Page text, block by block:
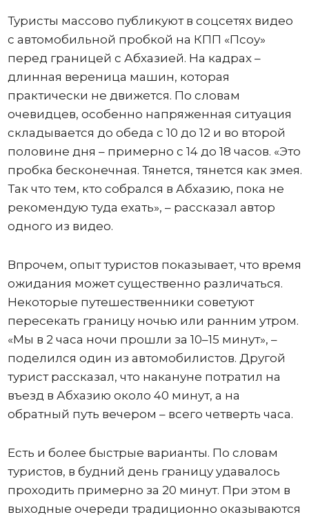
Туристы массово публикуют в соцсетях видео
с автомобильной пробкой на КПП «Псоу»
перед границей с Абхазией. На кадрах –
длинная вереница машин, которая
практически не движется. По словам
очевидцев, особенно напряженная ситуация
складывается до обеда с 10 до 12 и во второй
половине дня – примерно с 14 до 18 часов. «Это
пробка бесконечная. Тянется, тянется как змея.
Так что тем, кто собрался в Абхазию, пока не
рекомендую туда ехать», – рассказал автор
одного из видео.
Впрочем, опыт туристов показывает, что время
ожидания может существенно различаться.
Некоторые путешественники советуют
пересекать границу ночью или ранним утром.
«Мы в 2 часа ночи прошли за 10–15 минут», –
поделился один из автомобилистов. Другой
турист рассказал, что накануне потратил на
въезд в Абхазию около 40 минут, а на
обратный путь вечером – всего четверть часа.
Есть и более быстрые варианты. По словам
туристов, в будний день границу удавалось
проходить примерно за 20 минут. При этом в
выходные очереди традиционно оказываются